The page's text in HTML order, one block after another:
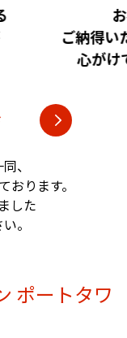
安
いただ
目指
、
ります。
した
。
ポートタワ